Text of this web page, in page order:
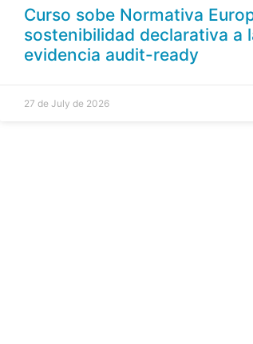
Curso sobe Normativa
sostenibilidad declarativa a
evidencia audit-ready
27 de July de 2026